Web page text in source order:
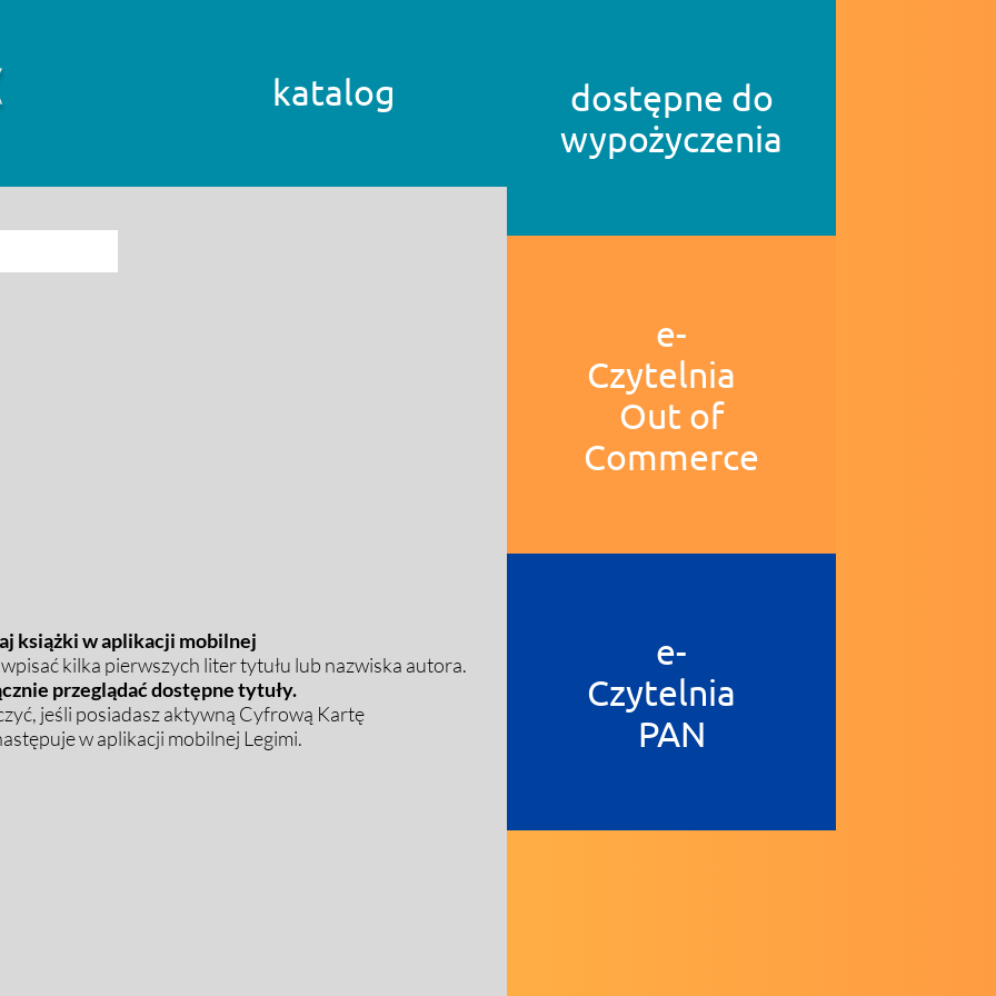
katalog
książki w aplikacji mobilnej
kilka pierwszych liter tytułu lub nazwiska autora.
przeglądać dostępne tytuły.
jeśli posiadasz aktywną Cyfrową Kartę
w aplikacji mobilnej Legimi.
dostępne do
wypożyczenia
e-
Czytelnia
Out of
Commerce
e-
Czytelnia
PAN